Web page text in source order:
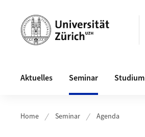
Aktuelles Seminar Studium
Home Seminar Agenda